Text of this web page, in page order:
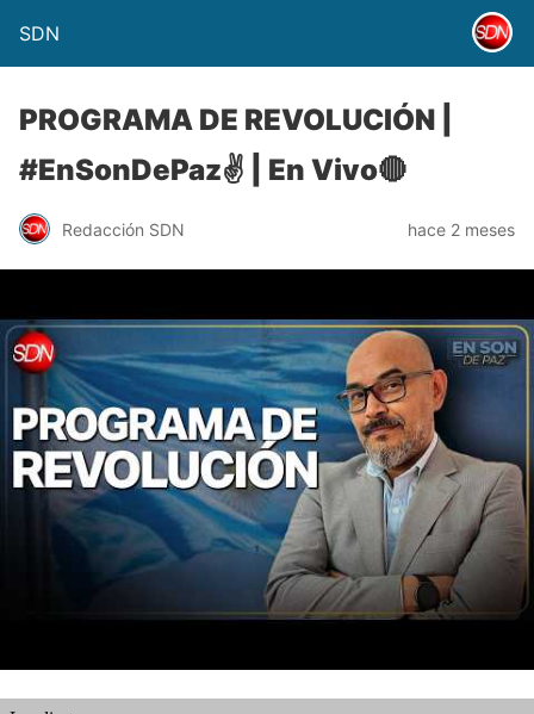
SDN
PROGRAMA DE REVOLUCIÓN |
#EnSonDePaz✌ | En Vivo🔴
Redacción SDN hace 2 meses